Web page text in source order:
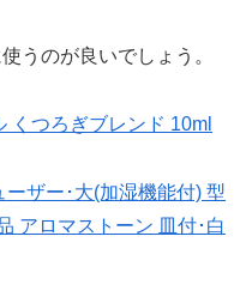
うのが良いでしょう。
くつろぎブレンド 10ml
ザー･大(加湿機能付) 型
アロマストーン 皿付･白